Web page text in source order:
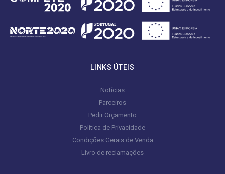
LINKS ÚTEIS
Notícias
Parceiros
Pedir Orçamento
Política de Privacidade
Condições Gerais de Venda
Livro de reclamações